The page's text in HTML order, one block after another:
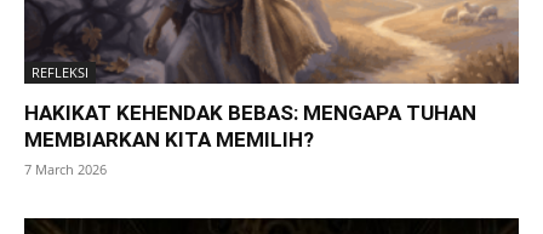
REFLEKSI
HAKIKAT KEHENDAK BEBAS: MENGAPA TUHAN
MEMBIARKAN KITA MEMILIH?
7 March 2026